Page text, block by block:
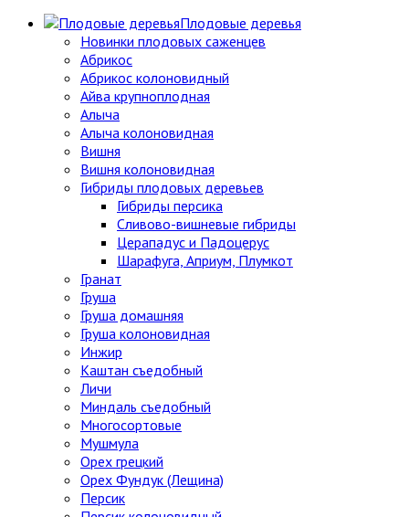
Плодовые деревья
Новинки плодовых саженцев
Абрикос
Абрикос колоновидный
Айва крупноплодная
Алыча
Алыча колоновидная
Вишня
Вишня колоновидная
Гибриды плодовых деревьев
Гибриды персика
Сливово-вишневые гибриды
Церападус и Падоцерус
Шарафуга, Априум, Плумкот
Гранат
Груша
Груша домашняя
Груша колоновидная
Инжир
Каштан съедобный
Личи
Миндаль съедобный
Многосортовые
Мушмула
Орех грецкий
Орех Фундук (Лещина)
Персик